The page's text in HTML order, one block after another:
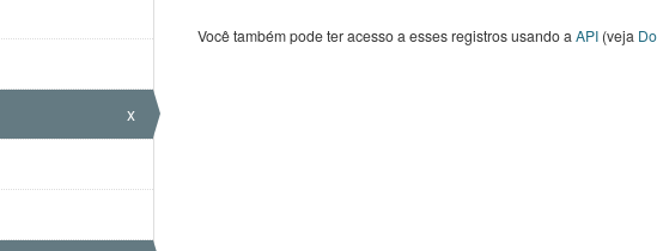
x
Você também pode ter acesso a esses registros usando a API(veja